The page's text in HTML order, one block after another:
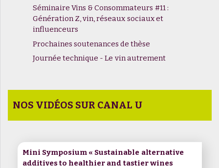
Séminaire Vins & Consommateurs #11 :
Génération Z, vin, réseaux sociaux et
influenceurs
Prochaines soutenances de thèse
Journée technique - Le vin autrement
NOS VIDÉOS SUR CANAL U
Mini Symposium « Sustainable alternative
additives to healthier and tastier wines